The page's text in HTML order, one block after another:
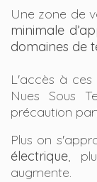
Une zone de
minimale
domaines de
L'accès à ces
Nues Sous
précaution
Plus on
électrique,
augmente.